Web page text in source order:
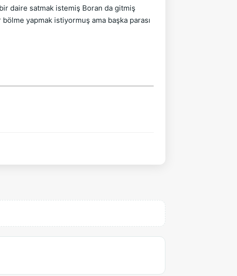
daire satmak istemiş Boran da gitmiş
yapmak istiyormuş ama başka parası